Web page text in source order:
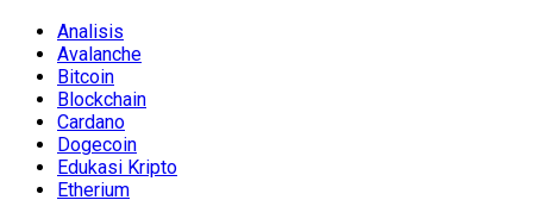
Analisis
Avalanche
Bitcoin
Blockchain
Cardano
Dogecoin
Edukasi Kripto
Etherium